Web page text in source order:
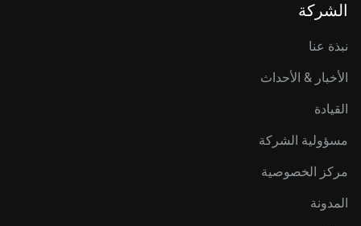
الشركة
نبذة عنا
الأخبار & الأحداث
القيادة
مسؤولية الشركة
مركز الخصوصية
المدونة